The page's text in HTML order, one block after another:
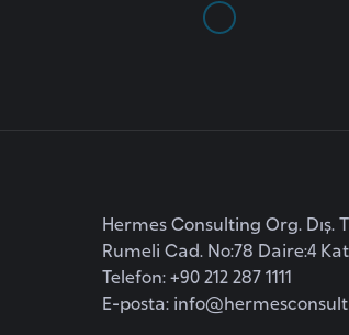
Hermes Consulting Org. Dış.
Rumeli Cad. No:78 Daire:4
Telefon: +90 212 287 1111
E-posta: